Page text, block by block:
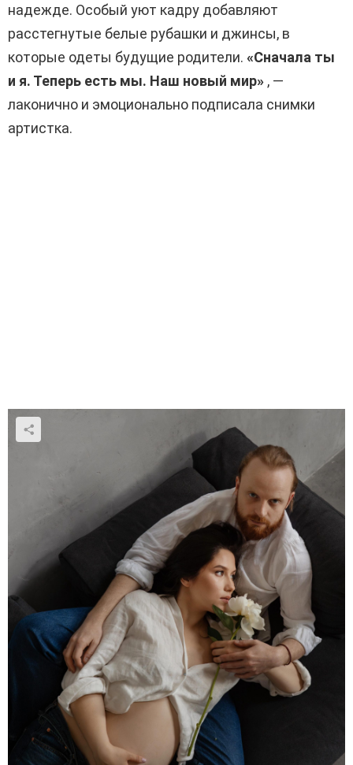
надежде. Особый уют кадру добавляют
расстегнутые белые рубашки и джинсы, в
которые одеты будущие родители. «Сначала ты
и я. Теперь есть мы. Наш новый мир» , —
лаконично и эмоционально подписала снимки
артистка.